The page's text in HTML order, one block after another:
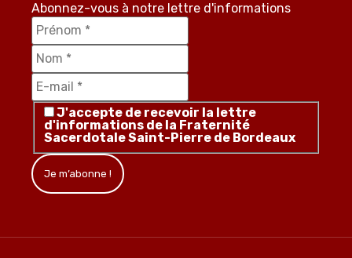
Abonnez-vous à notre lettre d'informations
J'accepte de recevoir la lettre
d'informations de la Fraternité
Sacerdotale Saint-Pierre de Bordeaux